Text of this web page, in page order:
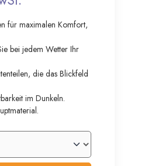
für maximalen Komfort,
bei jedem Wetter Ihr
die das Blickfeld
im Dunkeln.